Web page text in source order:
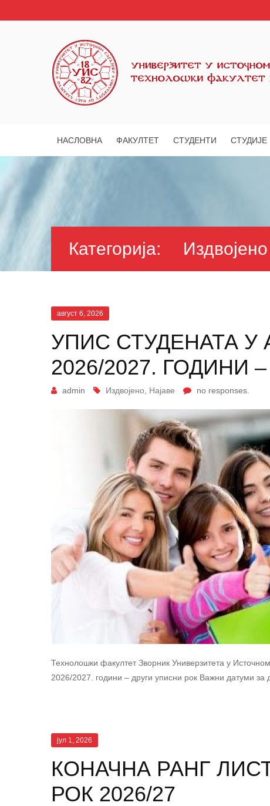
НАСЛОВНА ФАКУЛТЕТ СТУДЕНТИ СТУДИЈЕ
Категорија: Издвојено
август 6, 2026
УПИС СТУДЕНАТА У
2026/2027. ГОДИНИ
admin Издвојено Најаве no responses.
Технолошки факултет Зворник Универзитета у
2026/2027. години – други уписни рок Важни датуми за
јул 1, 2026
КОНАЧНА РАНГ
РОК 2026/27